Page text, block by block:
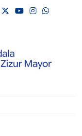
de
twitter
youtube